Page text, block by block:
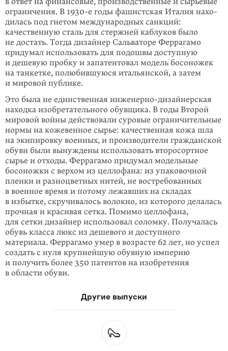
ограничения. В 1930-е годы фашистская Италия нахо­
ди­лась под гнетом междуна­род­ных санкций:
качественную сталь для стержней каблуков было
не достать. Тогда дизайнер Сальва­торе Феррагамо
придумал использо­вать для подошвы доступную
и дешевую пробку и запатентовал модель босоножек
на танкетке, полюбившуюся итальянской, а затем
и мировой публике.
Это была не единственная инженерно-дизайнерская
находка изобретательного обувщика. В годы Второй
мировой войны действовали суровые ограничи­тель­ные
нормы на кожевенное сырье: качественная кожа шла
на экипировку воен­ных, и производители гражданской
обуви были вынуждены использовать второсортное
сырье и отходы. Феррагамо придумал модельные
босоножки с верхом из целлофана: из упаковочной
пленки и разноцветных нитей, не вос­требованных
в военное время и потому лежавших на складах
в избытке, скру­чивалось волокно, из которого делалась
прочная и красивая сетка. Помимо целлофана,
для сетки дизайнер использовал соломку. Получалась
обувь класса люкс из дешевого и доступного
материала. Феррагамо умер в возрасте 62 лет, но успел
создать с нуля крупнейшую обувную империю
и получить более 350 патентов на изобретения
в области обуви.
Другие выпуски